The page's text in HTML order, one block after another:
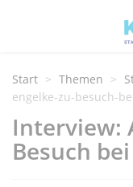
Start Themen
engelke-zu-besuch-
Interview:
Besuch